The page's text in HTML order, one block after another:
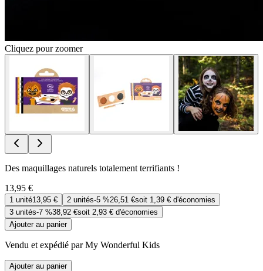
Cliquez pour zoomer
Des maquillages naturels totalement terrifiants !
13,95 €
1 unité13,95 € 2 unités-5 %26,51 €soit 1,39 € d'économies
3 unités-7 %38,92 €soit 2,93 € d'économies
Ajouter au panier
Vendu et expédié par My Wonderful Kids
Ajouter au panier